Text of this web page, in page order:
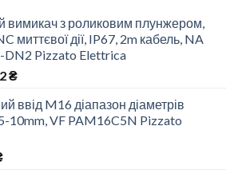
вимикач з роликовим плунжером,
миттєвої дії, IP67, 2m кабель, NA
DN2 Pizzato Elettrica
₴
ввід M16 діапазон діаметрів
10mm, VF PAM16C5N Pizzato